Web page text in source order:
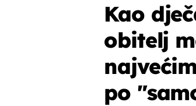
Kao
obitelj
po